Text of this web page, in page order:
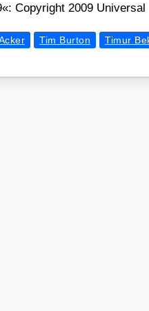
Copy­right 2009 Uni­ver­sal
Tim Burton Timur